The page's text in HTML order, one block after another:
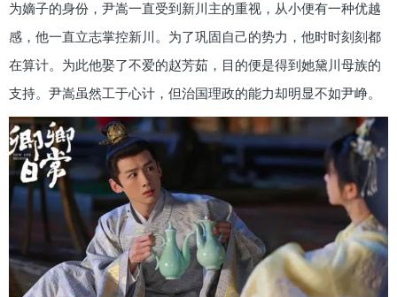
为嫡子的身份，尹嵩一直受到新川主的重视，从小便有一种优越
感，他一直立志掌控新川。为了巩固自己的势力，他时时刻刻都
在算计。为此他娶了不爱的赵芳茹，目的便是得到她黛川母族的
支持。尹嵩虽然工于心计，但治国理政的能力却明显不如尹峥。